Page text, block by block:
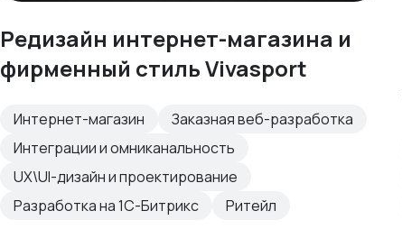
Редизайн интернет-магазина и
фирменный стиль Vivasport
Интернет-магазин
Заказная веб-разработка
Интеграции и омниканальность
UX\UI-дизайн и проектирование
Разработка на 1С-Битрикс
Ритейл